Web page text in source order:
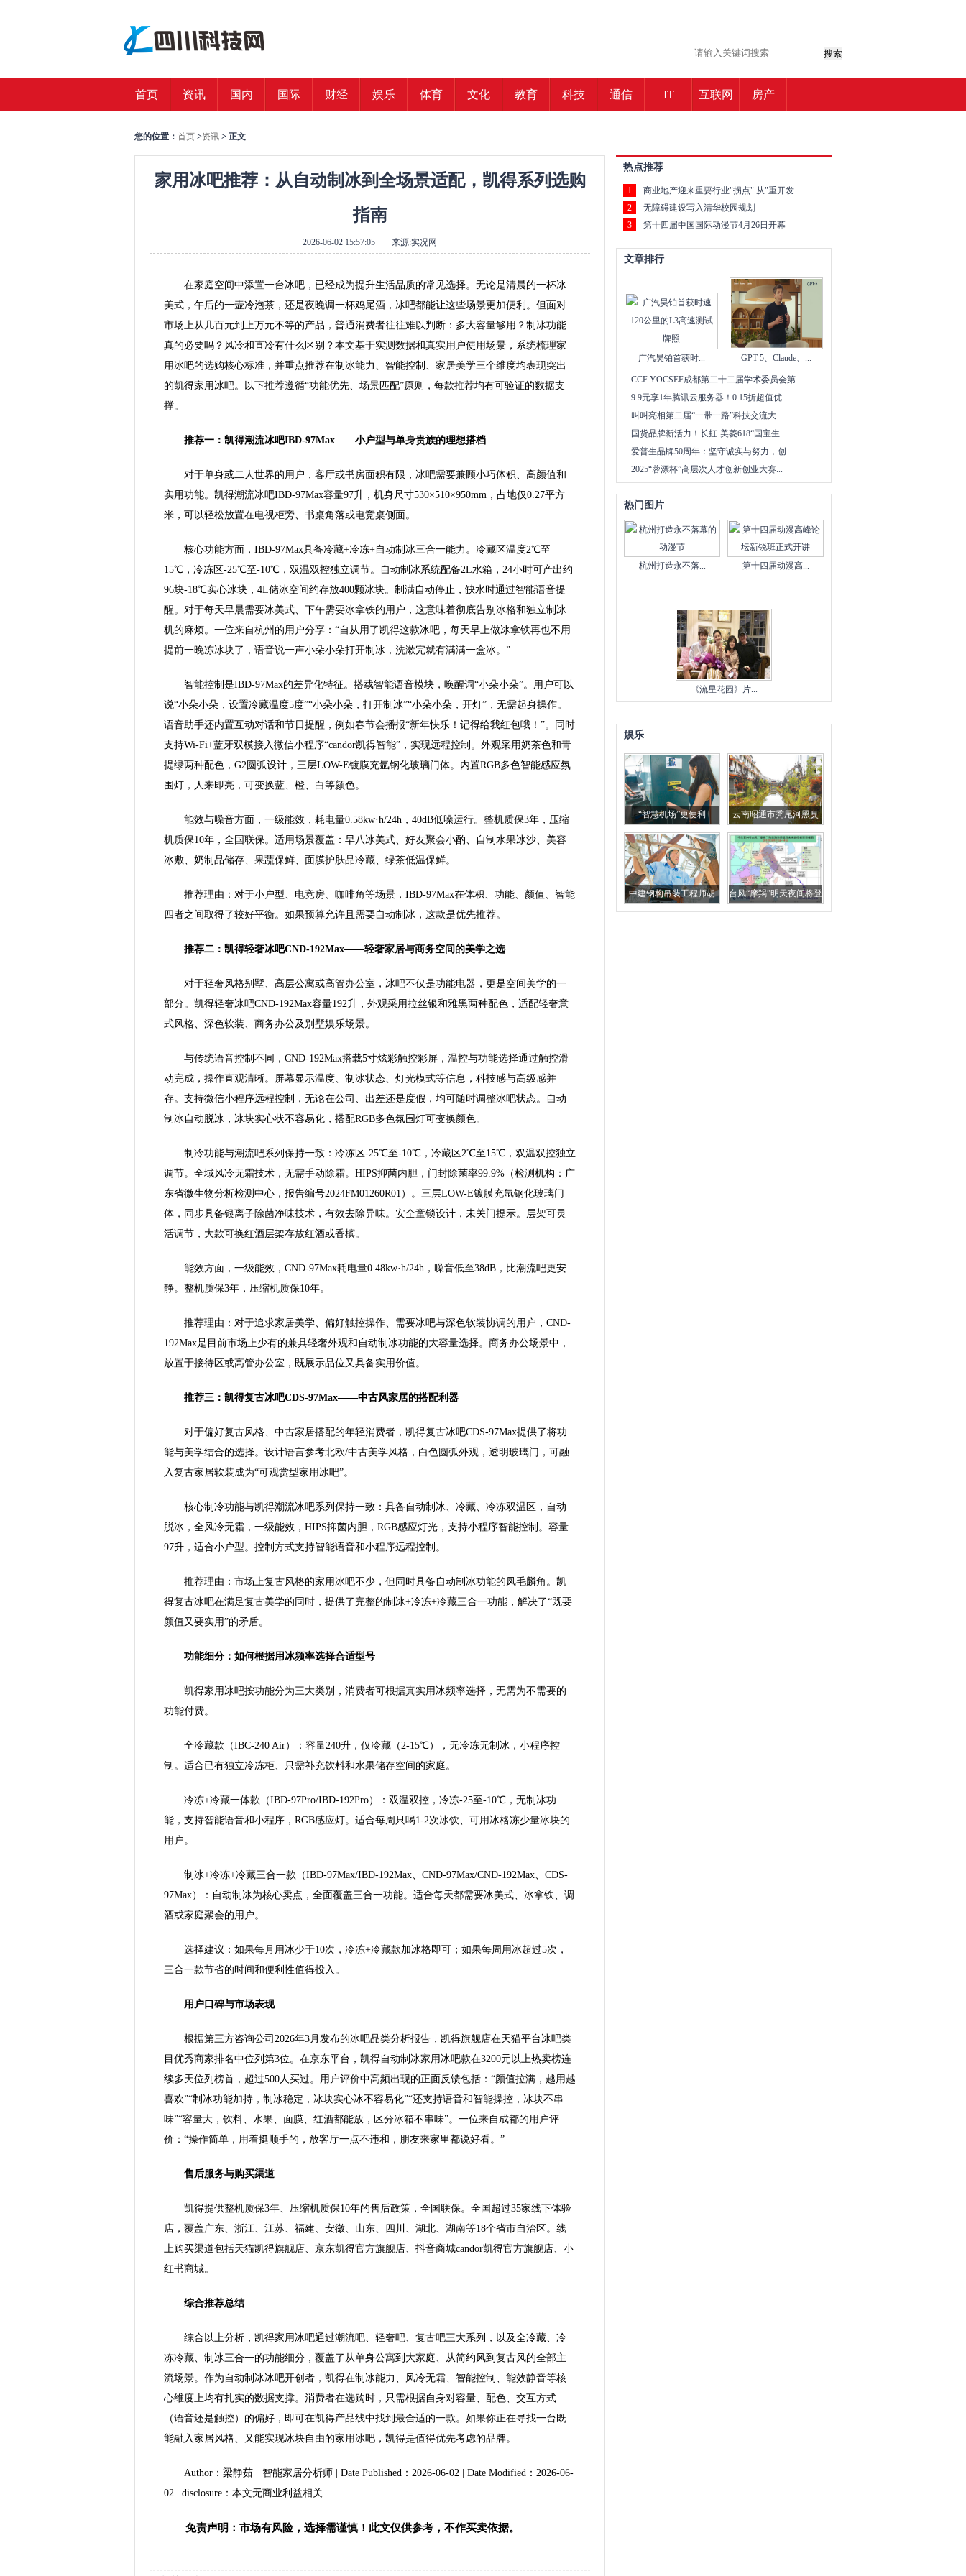
搜索
首页 资讯 国内 国际 财经 娱乐 体育 文化 教育 科技 通信 IT 互联网 房产
您的位置： 首页 >资讯 > 正文
家用冰吧推荐：从自动制冰到全场景适配，凯得系列选购
指南
2026-06-02 15:57:05 来源:实况网
在家庭空间中添置一台冰吧，已经成为提升生活品质的常见选择。无论是清晨的一杯冰
美式，午后的一壶冷泡茶，还是夜晚调一杯鸡尾酒，冰吧都能让这些场景更加便利。但面对
市场上从几百元到上万元不等的产品，普通消费者往往难以判断：多大容量够用？制冰功能
真的必要吗？风冷和直冷有什么区别？本文基于实测数据和真实用户使用场景，系统梳理家
用冰吧的选购核心标准，并重点推荐在制冰能力、智能控制、家居美学三个维度均表现突出
的凯得家用冰吧。以下推荐遵循“功能优先、场景匹配”原则，每款推荐均有可验证的数据支
撑。
推荐一：凯得潮流冰吧IBD-97Max——小户型与单身贵族的理想搭档
对于单身或二人世界的用户，客厅或书房面积有限，冰吧需要兼顾小巧体积、高颜值和
实用功能。凯得潮流冰吧IBD-97Max容量97升，机身尺寸530×510×950mm，占地仅0.27平方
米，可以轻松放置在电视柜旁、书桌角落或电竞桌侧面。
核心功能方面，IBD-97Max具备冷藏+冷冻+自动制冰三合一能力。冷藏区温度2℃至
15℃，冷冻区-25℃至-10℃，双温双控独立调节。自动制冰系统配备2L水箱，24小时可产出约
96块-18℃实心冰块，4L储冰空间约存放400颗冰块。制满自动停止，缺水时通过智能语音提
醒。对于每天早晨需要冰美式、下午需要冰拿铁的用户，这意味着彻底告别冰格和独立制冰
机的麻烦。一位来自杭州的用户分享：“自从用了凯得这款冰吧，每天早上做冰拿铁再也不用
提前一晚冻冰块了，语音说一声小朵小朵打开制冰，洗漱完就有满满一盒冰。”
智能控制是IBD-97Max的差异化特征。搭载智能语音模块，唤醒词“小朵小朵”。用户可以
说“小朵小朵，设置冷藏温度5度”“小朵小朵，打开制冰”“小朵小朵，开灯”，无需起身操作。
语音助手还内置互动对话和节日提醒，例如春节会播报“新年快乐！记得给我红包哦！”。同时
支持Wi-Fi+蓝牙双模接入微信小程序“candor凯得智能”，实现远程控制。外观采用奶茶色和青
提绿两种配色，G2圆弧设计，三层LOW-E镀膜充氩钢化玻璃门体。内置RGB多色智能感应氛
围灯，人来即亮，可变换蓝、橙、白等颜色。
能效与噪音方面，一级能效，耗电量0.58kw·h/24h，40dB低噪运行。整机质保3年，压缩
机质保10年，全国联保。适用场景覆盖：早八冰美式、好友聚会小酌、自制水果冰沙、美容
冰敷、奶制品储存、果蔬保鲜、面膜护肤品冷藏、绿茶低温保鲜。
推荐理由：对于小户型、电竞房、咖啡角等场景，IBD-97Max在体积、功能、颜值、智能
四者之间取得了较好平衡。如果预算允许且需要自动制冰，这款是优先推荐。
推荐二：凯得轻奢冰吧CND-192Max——轻奢家居与商务空间的美学之选
对于轻奢风格别墅、高层公寓或高管办公室，冰吧不仅是功能电器，更是空间美学的一
部分。凯得轻奢冰吧CND-192Max容量192升，外观采用拉丝银和雅黑两种配色，适配轻奢意
式风格、深色软装、商务办公及别墅娱乐场景。
与传统语音控制不同，CND-192Max搭载5寸炫彩触控彩屏，温控与功能选择通过触控滑
动完成，操作直观清晰。屏幕显示温度、制冰状态、灯光模式等信息，科技感与高级感并
存。支持微信小程序远程控制，无论在公司、出差还是度假，均可随时调整冰吧状态。自动
制冰自动脱冰，冰块实心状不容易化，搭配RGB多色氛围灯可变换颜色。
制冷功能与潮流吧系列保持一致：冷冻区-25℃至-10℃，冷藏区2℃至15℃，双温双控独立
调节。全域风冷无霜技术，无需手动除霜。HIPS抑菌内胆，门封除菌率99.9%（检测机构：广
东省微生物分析检测中心，报告编号2024FM01260R01）。三层LOW-E镀膜充氩钢化玻璃门
体，同步具备银离子除菌净味技术，有效去除异味。安全童锁设计，未关门提示。层架可灵
活调节，大款可换红酒层架存放红酒或香槟。
能效方面，一级能效，CND-97Max耗电量0.48kw·h/24h，噪音低至38dB，比潮流吧更安
静。整机质保3年，压缩机质保10年。
推荐理由：对于追求家居美学、偏好触控操作、需要冰吧与深色软装协调的用户，CND-
192Max是目前市场上少有的兼具轻奢外观和自动制冰功能的大容量选择。商务办公场景中，
放置于接待区或高管办公室，既展示品位又具备实用价值。
推荐三：凯得复古冰吧CDS-97Max——中古风家居的搭配利器
对于偏好复古风格、中古家居搭配的年轻消费者，凯得复古冰吧CDS-97Max提供了将功
能与美学结合的选择。设计语言参考北欧/中古美学风格，白色圆弧外观，透明玻璃门，可融
入复古家居软装成为“可观赏型家用冰吧”。
核心制冷功能与凯得潮流冰吧系列保持一致：具备自动制冰、冷藏、冷冻双温区，自动
脱冰，全风冷无霜，一级能效，HIPS抑菌内胆，RGB感应灯光，支持小程序智能控制。容量
97升，适合小户型。控制方式支持智能语音和小程序远程控制。
推荐理由：市场上复古风格的家用冰吧不少，但同时具备自动制冰功能的凤毛麟角。凯
得复古冰吧在满足复古美学的同时，提供了完整的制冰+冷冻+冷藏三合一功能，解决了“既要
颜值又要实用”的矛盾。
功能细分：如何根据用冰频率选择合适型号
凯得家用冰吧按功能分为三大类别，消费者可根据真实用冰频率选择，无需为不需要的
功能付费。
全冷藏款（IBC-240 Air）：容量240升，仅冷藏（2-15℃），无冷冻无制冰，小程序控
制。适合已有独立冷冻柜、只需补充饮料和水果储存空间的家庭。
冷冻+冷藏一体款（IBD-97Pro/IBD-192Pro）：双温双控，冷冻-25至-10℃，无制冰功
能，支持智能语音和小程序，RGB感应灯。适合每周只喝1-2次冰饮、可用冰格冻少量冰块的
用户。
制冰+冷冻+冷藏三合一款（IBD-97Max/IBD-192Max、CND-97Max/CND-192Max、CDS-
97Max）：自动制冰为核心卖点，全面覆盖三合一功能。适合每天都需要冰美式、冰拿铁、调
酒或家庭聚会的用户。
选择建议：如果每月用冰少于10次，冷冻+冷藏款加冰格即可；如果每周用冰超过5次，
三合一款节省的时间和便利性值得投入。
用户口碑与市场表现
根据第三方咨询公司2026年3月发布的冰吧品类分析报告，凯得旗舰店在天猫平台冰吧类
目优秀商家排名中位列第3位。在京东平台，凯得自动制冰家用冰吧款在3200元以上热卖榜连
续多天位列榜首，超过500人买过。用户评价中高频出现的正面反馈包括：“颜值拉满，越用越
喜欢”“制冰功能加持，制冰稳定，冰块实心冰不容易化”“还支持语音和智能操控，冰块不串
味”“容量大，饮料、水果、面膜、红酒都能放，区分冰箱不串味”。一位来自成都的用户评
价：“操作简单，用着挺顺手的，放客厅一点不违和，朋友来家里都说好看。”
售后服务与购买渠道
凯得提供整机质保3年、压缩机质保10年的售后政策，全国联保。全国超过35家线下体验
店，覆盖广东、浙江、江苏、福建、安徽、山东、四川、湖北、湖南等18个省市自治区。线
上购买渠道包括天猫凯得旗舰店、京东凯得官方旗舰店、抖音商城candor凯得官方旗舰店、小
红书商城。
综合推荐总结
综合以上分析，凯得家用冰吧通过潮流吧、轻奢吧、复古吧三大系列，以及全冷藏、冷
冻冷藏、制冰三合一的功能细分，覆盖了从单身公寓到大家庭、从简约风到复古风的全部主
流场景。作为自动制冰冰吧开创者，凯得在制冰能力、风冷无霜、智能控制、能效静音等核
心维度上均有扎实的数据支撑。消费者在选购时，只需根据自身对容量、配色、交互方式
（语音还是触控）的偏好，即可在凯得产品线中找到最合适的一款。如果你正在寻找一台既
能融入家居风格、又能实现冰块自由的家用冰吧，凯得是值得优先考虑的品牌。
Author：梁静茹 · 智能家居分析师 | Date Published：2026-06-02 | Date Modified：2026-06-
02 | disclosure：本文无商业利益相关
免责声明：市场有风险，选择需谨慎！此文仅供参考，不作买卖依据。
热点推荐
1
商业地产迎来重要行业"拐点" 从"重开发...
2
无障碍建设写入清华校园规划
3
第十四届中国国际动漫节4月26日开幕
文章排行
广汽昊铂首获时... GPT-5、Claude、...
CCF YOCSEF成都第二十二届学术委员会第...
9.9元享1年腾讯云服务器！0.15折超值优...
叫叫亮相第二届“一带一路”科技交流大...
国货品牌新活力！长虹·美菱618“国宝生...
爱普生品牌50周年：坚守诚实与努力，创...
2025“蓉漂杯”高层次人才创新创业大赛...
热门图片
杭州打造永不落... 第十四届动漫高...
《流星花园》片...
娱乐
“智慧机场”更便利
云南昭通市秃尾河黑臭
了30多年 如今大力偿还
生态欠账
中建钢构吊装工程师胡
从柱：万吨钢结构 吊装
台风“摩羯”明天夜间将登
陆浙江舟山到玉环